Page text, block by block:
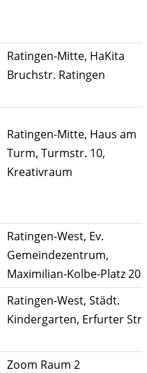
Ratingen-Mitte, HaKita
Bruchstr. Ratingen
Ratingen-Mitte, Haus am
Turm, Turmstr. 10,
Kreativraum
Ratingen-West, Ev.
Gemeindezentrum,
Maximilian-Kolbe-Platz 20
Ratingen-West, Städt.
Kindergarten, Erfurter Str.
Zoom Raum 2